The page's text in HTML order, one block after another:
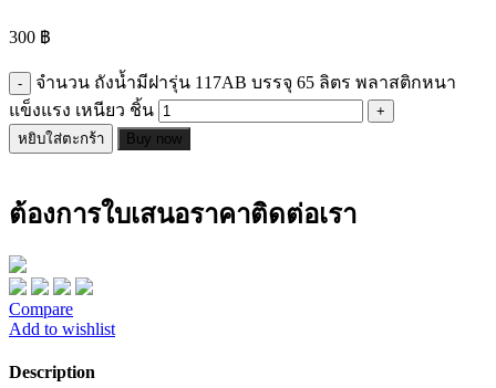
300 ฿
จำนวน ถังน้ำมีฝารุ่น 117AB บรรจุ 65 ลิตร พลาสติกหนา
แข็งแรง เหนียว ชิ้น
หยิบใส่ตะกร้า Buy now
ต้องการใบเสนอราคาติดต่อเรา
Compare
Add to wishlist
Description